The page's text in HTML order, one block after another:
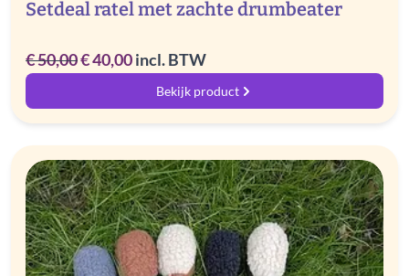
Setdeal ratel met zachte drumbeater
€50,00Oorspronkelijke
was:
€ 50,00.
€40,00Huidige
prijs
is:
€ 40,00.
incl. BTW
Bekijk product